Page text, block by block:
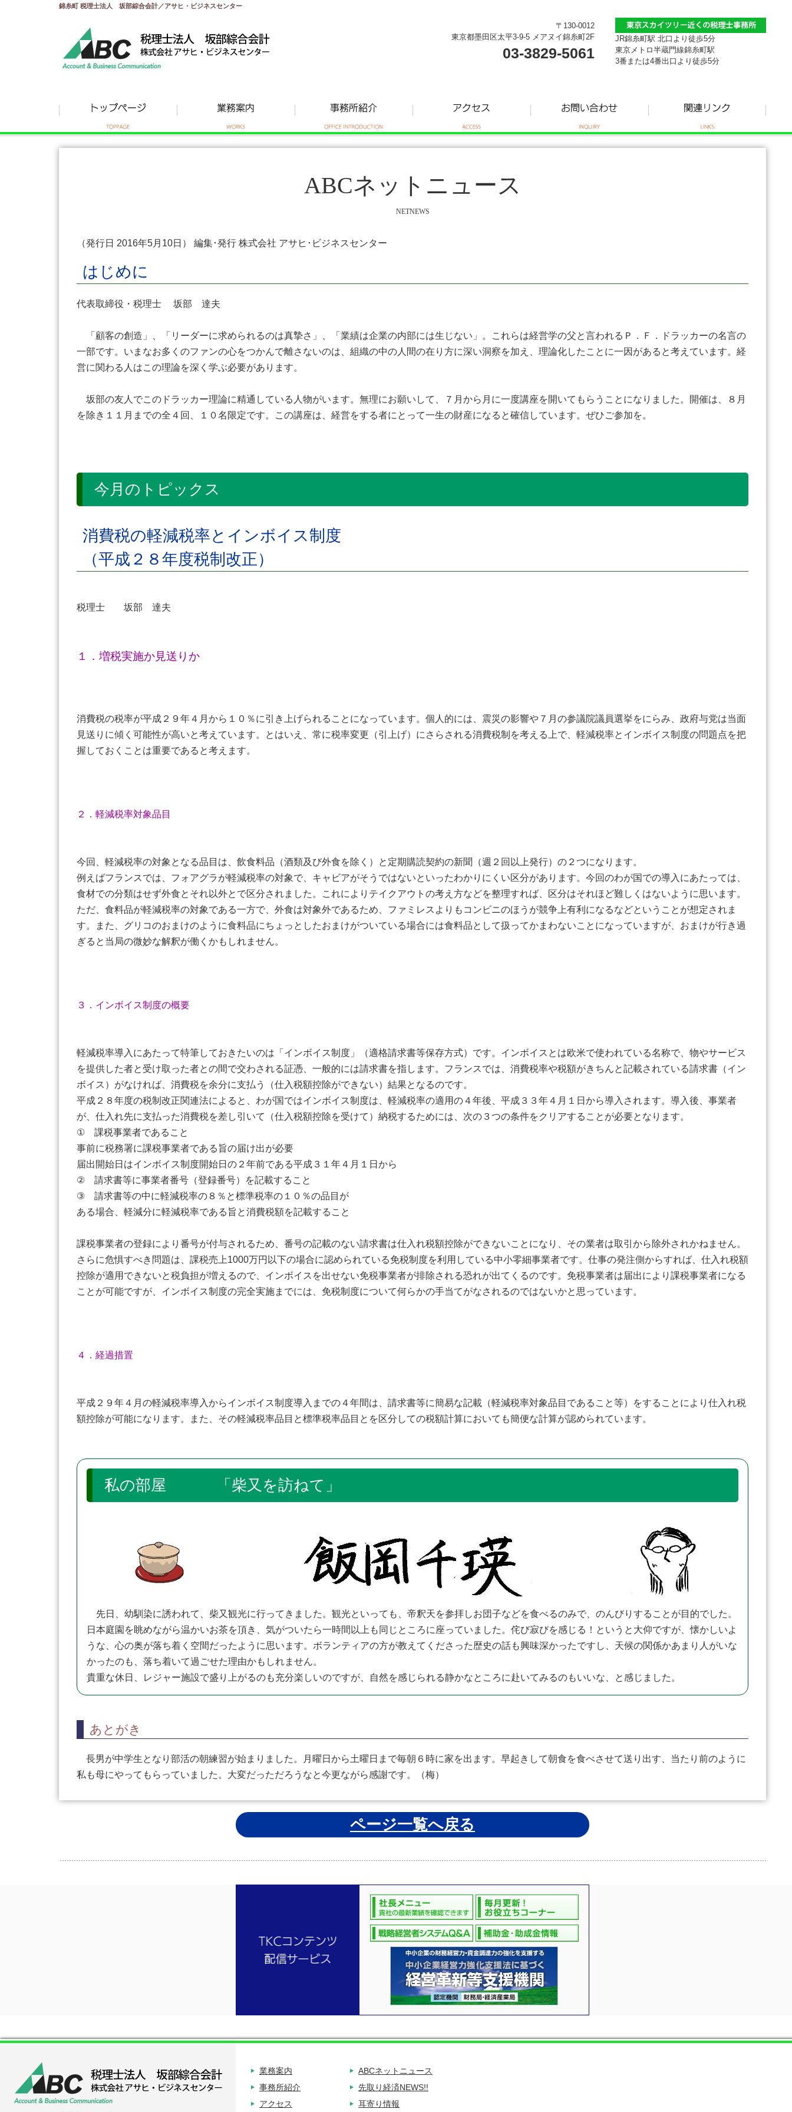
錦糸町 税理士法人 坂部綜合会計／アサヒ・ビジネスセンター
〒130-0012
東京都墨田区太平3-9-5 メアヌイ錦糸町2F
03-3829-5061
JR錦糸町駅 北口より徒歩5分
東京メトロ半蔵門線錦糸町駅
3番または4番出口より徒歩5分
ABCネットニュース
NETNEWS
（発行日 2016年5月10日） 編集･発行 株式会社 アサヒ･ビジネスセンター
はじめに
代表取締役・税理士 坂部 達夫
「顧客の創造」、「リーダーに求められるのは真摯さ」、「業績は企業の内部には生じない」。これらは経営学の父と言われるＰ．Ｆ．ドラッカーの名言の
一部です。いまなお多くのファンの心をつかんで離さないのは、組織の中の人間の在り方に深い洞察を加え、理論化したことに一因があると考えています。経
営に関わる人はこの理論を深く学ぶ必要があります。
坂部の友人でこのドラッカー理論に精通している人物がいます。無理にお願いして、７月から月に一度講座を開いてもらうことになりました。開催は、８月
を除き１１月までの全４回、１０名限定です。この講座は、経営をする者にとって一生の財産になると確信しています。ぜひご参加を。
今月のトピックス
消費税の軽減税率とインボイス制度
（平成２８年度税制改正）
税理士 坂部 達夫
１．増税実施か見送りか
消費税の税率が平成２９年４月から１０％に引き上げられることになっています。個人的には、震災の影響や７月の参議院議員選挙をにらみ、政府与党は当面
見送りに傾く可能性が高いと考えています。とはいえ、常に税率変更（引上げ）にさらされる消費税制を考える上で、軽減税率とインボイス制度の問題点を把
握しておくことは重要であると考えます。
２．軽減税率対象品目
今回、軽減税率の対象となる品目は、飲食料品（酒類及び外食を除く）と定期購読契約の新聞（週２回以上発行）の２つになります。
例えばフランスでは、フォアグラが軽減税率の対象で、キャビアがそうではないといったわかりにくい区分があります。今回のわが国での導入にあたっては、
食材での分類はせず外食とそれ以外とで区分されました。これによりテイクアウトの考え方などを整理すれば、区分はそれほど難しくはないように思います。
ただ、食料品が軽減税率の対象である一方で、外食は対象外であるため、ファミレスよりもコンビニのほうが競争上有利になるなどということが想定されま
す。また、グリコのおまけのように食料品にちょっとしたおまけがついている場合には食料品として扱ってかまわないことになっていますが、おまけが行き過
ぎると当局の微妙な解釈が働くかもしれません。
３．インボイス制度の概要
軽減税率導入にあたって特筆しておきたいのは「インボイス制度」（適格請求書等保存方式）です。インボイスとは欧米で使われている名称で、物やサービス
を提供した者と受け取った者との間で交わされる証憑、一般的には請求書を指します。フランスでは、消費税率や税額がきちんと記載されている請求書（イン
ボイス）がなければ、消費税を余分に支払う（仕入税額控除ができない）結果となるのです。
平成２８年度の税制改正関連法によると、わが国ではインボイス制度は、軽減税率の適用の４年後、平成３３年４月１日から導入されます。導入後、事業者
が、仕入れ先に支払った消費税を差し引いて（仕入税額控除を受けて）納税するためには、次の３つの条件をクリアすることが必要となります。
① 課税事業者であること
事前に税務署に課税事業者である旨の届け出が必要
届出開始日はインボイス制度開始日の２年前である平成３１年４月１日から
② 請求書等に事業者番号（登録番号）を記載すること
③ 請求書等の中に軽減税率の８％と標準税率の１０％の品目が
ある場合、軽減分に軽減税率である旨と消費税額を記載すること
課税事業者の登録により番号が付与されるため、番号の記載のない請求書は仕入れ税額控除ができないことになり、その業者は取引から除外されかねません。
さらに危惧すべき問題は、課税売上1000万円以下の場合に認められている免税制度を利用している中小零細事業者です。仕事の発注側からすれば、仕入れ税額
控除が適用できないと税負担が増えるので、インボイスを出せない免税事業者が排除される恐れが出てくるのです。免税事業者は届出により課税事業者になる
ことが可能ですが、インボイス制度の完全実施までには、免税制度について何らかの手当てがなされるのではないかと思っています。
４．経過措置
平成２９年４月の軽減税率導入からインボイス制度導入までの４年間は、請求書等に簡易な記載（軽減税率対象品目であること等）をすることにより仕入れ税
額控除が可能になります。また、その軽減税率品目と標準税率品目とを区分しての税額計算においても簡便な計算が認められています。
私の部屋 「柴又を訪ねて」
先日、幼馴染に誘われて、柴又観光に行ってきました。観光といっても、帝釈天を参拝しお団子などを食べるのみで、のんびりすることが目的でした。
日本庭園を眺めながら温かいお茶を頂き、気がついたら一時間以上も同じところに座っていました。侘び寂びを感じる！というと大仰ですが、懐かしいよ
うな、心の奥が落ち着く空間だったように思います。ボランティアの方が教えてくださった歴史の話も興味深かったですし、天候の関係かあまり人がいな
かったのも、落ち着いて過ごせた理由かもしれません。
貴重な休日、レジャー施設で盛り上がるのも充分楽しいのですが、自然を感じられる静かなところに赴いてみるのもいいな、と感じました。
あとがき
長男が中学生となり部活の朝練習が始まりました。月曜日から土曜日まで毎朝６時に家を出ます。早起きして朝食を食べさせて送り出す、当たり前のように
私も母にやってもらっていました。大変だっただろうなと今更ながら感謝です。（梅）
ページ一覧へ戻る
業務案内
事務所紹介
アクセス
ABCネットニュース
先取り経済NEWS!!
耳寄り情報